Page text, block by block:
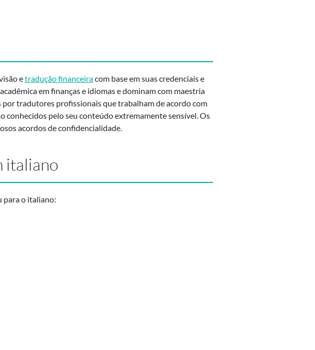
etradução financeiracom base em suas credenciais e
em finanças e idiomas e dominam com maestria
tradutores profissionais que trabalham de acordo com
conhecidos pelo seu conteúdo extremamente sensível. Os
acordos de confidencialidade.
italiano
para o italiano: